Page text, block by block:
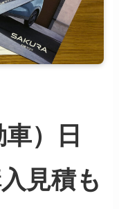
）日
見積も